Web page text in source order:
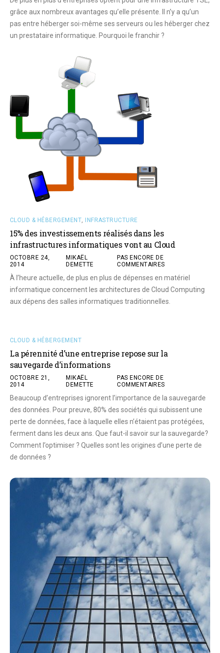
grâce aux nombreux avantages qu’elle présente. Il n’y a qu’un
pas entre héberger soi-même ses serveurs ou les héberger chez
un prestataire informatique. Pourquoi le franchir ?
CLOUD & HÉBERGEMENT, INFRASTRUCTURE
15% des investissements réalisés dans les
infrastructures informatiques vont au Cloud
OCTOBRE 24,
2014
MIKAËL
DEMETTE
PAS ENCORE DE
COMMENTAIRES
À l’heure actuelle, de plus en plus de dépenses en matériel
informatique concernent les architectures de Cloud Computing
aux dépens des salles informatiques traditionnelles.
CLOUD & HÉBERGEMENT
La pérennité d’une entreprise repose sur la
sauvegarde d’informations
OCTOBRE 21,
2014
MIKAËL
DEMETTE
PAS ENCORE DE
COMMENTAIRES
Beaucoup d’entreprises ignorent l’importance de la sauvegarde
des données. Pour preuve, 80% des sociétés qui subissent une
perte de données, face à laquelle elles n’étaient pas protégées,
ferment dans les deux ans. Que faut-il savoir sur la sauvegarde?
Comment l’optimiser ? Quelles sont les origines d’une perte de
de données ?